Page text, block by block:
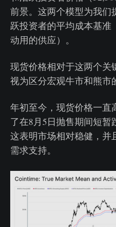
前景。这两个模型为我们
跃投资者的平均成本基准
动用的供应）。
现货价格相对于这两个关
视为区分宏观牛市和熊市
年初至今，现货价格一直
了在8月5日抛售期间短暂
这表明市场相对稳健，并
需求支持。